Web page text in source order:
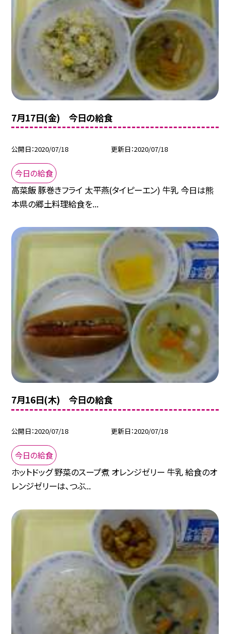
7月17日(金) 今日の給食
公開日 2020/07/18 更新日 2020/07/18
今日の給食
高菜飯 豚巻きフライ 太平燕(タイピーエン) 牛乳 今日は熊
本県の郷土料理給食を...
7月16日(木) 今日の給食
公開日 2020/07/18 更新日 2020/07/18
今日の給食
ホットドッグ 野菜のスープ煮 オレンジゼリー 牛乳 給食のオ
レンジゼリーは、つぶ...